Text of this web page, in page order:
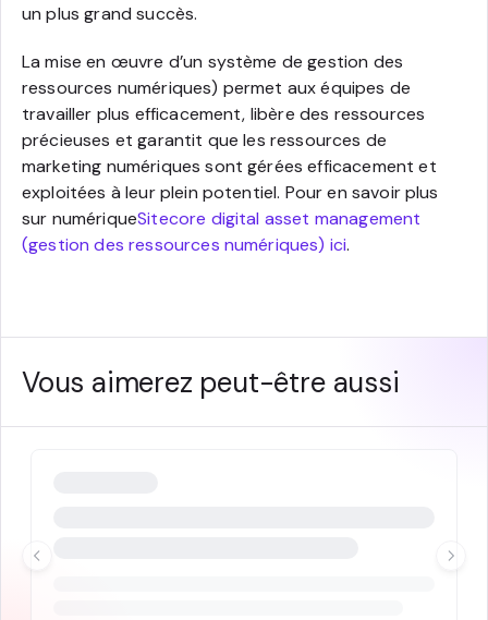
un plus grand succès.
La mise en œuvre d’un système de gestion des
ressources numériques) permet aux équipes de
travailler plus efficacement, libère des ressources
précieuses et garantit que les ressources de
marketing numériques sont gérées efficacement et
exploitées à leur plein potentiel. Pour en savoir plus
sur numériqueSitecore digital asset management
(gestion des ressources numériques) ici.
Vous aimerez peut-être aussi